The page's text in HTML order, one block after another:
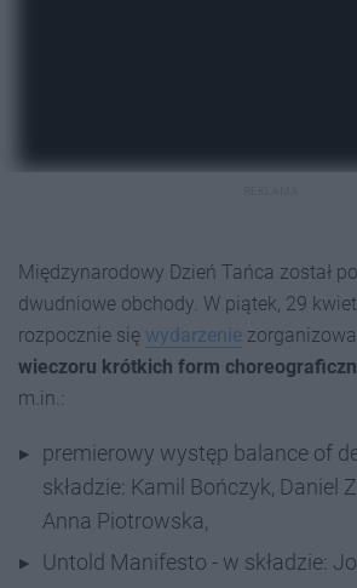
Międzynarodowy Dzień Tańca został
dwudniowe obchody. W piątek, 29
rozpocznie się wydarzenie
wieczoru krótkich form
m.in.:
premierowy występ balance of
składzie: Kamil Bończyk, Daniel
Anna Piotrowska,
Untold Manifesto - w składzie: